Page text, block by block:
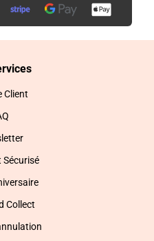
Client
Sécurisé
Collect